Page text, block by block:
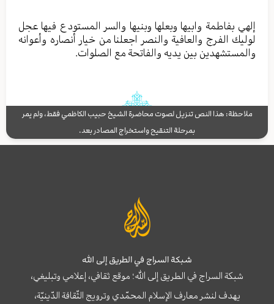
إلهي بفاطمة وابیها وبعلها وبنیها والسر المستودع فیها عجل
لولیك الفرج والعافیة والنصر اجعلنا من خیار أنصاره وأعوانه
والمستشهدین بین یدیه والفاتحة مع الصلوات.
ملاحظة: هذا النص تنزيل لصوت محاضرة الشيخ حبيب الكاظمي فقط، ولم يمر
بمرحلة التنقيح واستخراج المصادر بعد.
شبكة السراج في الطريق إلى الله
شبكة السراج في الطريق إلى الله؛ موقع ثقافي، إعلامي وتبليغي،
يهدف لنشر معارف الإسلام المحمّدي وترويج الثّقافة الدّينيّة،